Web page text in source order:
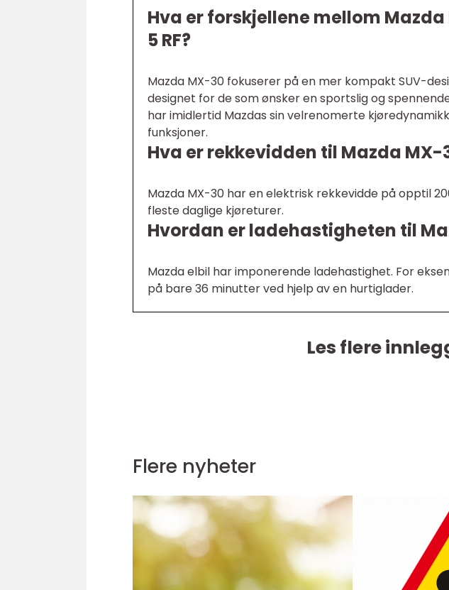
Hva er forskjellene mellom
5 RF?
Mazda MX-30 fokuserer på en mer kompakt SUV-
designet for de som ønsker en sportslig og
har imidlertid Mazdas sin velrenomerte
funksjoner.
Hva er rekkevidden til Mazda MX-
Mazda MX-30 har en elektrisk rekkevidde på opptil
fleste daglige kjøreturer.
Hvordan er ladehastigheten til
Mazda elbil har imponerende ladehastighet. For
på bare 36 minutter ved hjelp av en hurtiglader.
Les flere
Flere nyheter